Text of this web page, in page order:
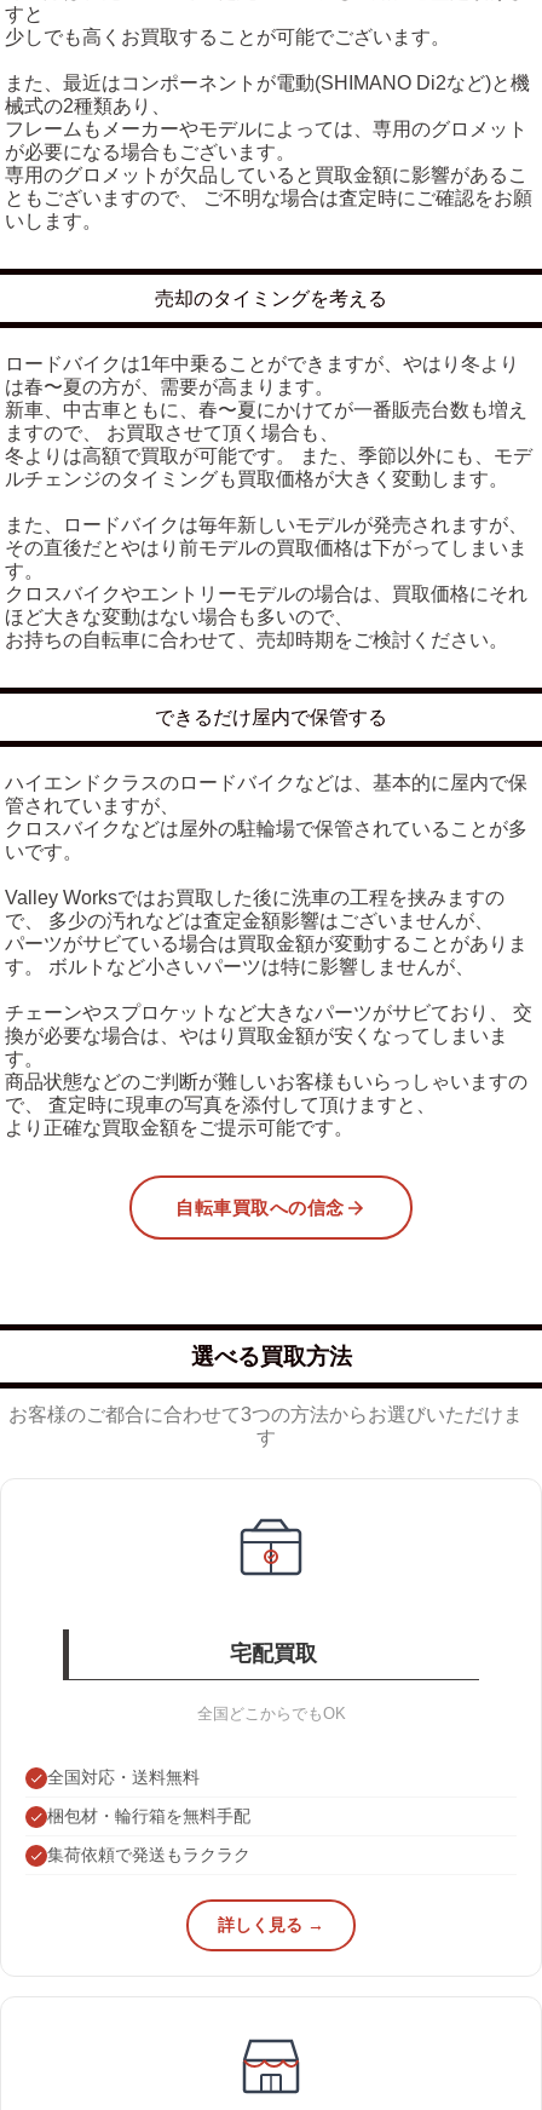
すと
少しでも高くお買取することが可能でございます。
また、最近はコンポーネントが電動(SHIMANO Di2など)と機
械式の2種類あり、
フレームもメーカーやモデルによっては、専用のグロメット
が必要になる場合もございます。
専用のグロメットが欠品していると買取金額に影響があるこ
ともございますので、 ご不明な場合は査定時にご確認をお願
いします。
売却のタイミングを考える
ロードバイクは1年中乗ることができますが、やはり冬より
は春〜夏の方が、需要が高まります。
新車、中古車ともに、春〜夏にかけてが一番販売台数も増え
ますので、 お買取させて頂く場合も、
冬よりは高額で買取が可能です。 また、季節以外にも、モデ
ルチェンジのタイミングも買取価格が大きく変動します。
また、ロードバイクは毎年新しいモデルが発売されますが、
その直後だとやはり前モデルの買取価格は下がってしまいま
す。
クロスバイクやエントリーモデルの場合は、買取価格にそれ
ほど大きな変動はない場合も多いので、
お持ちの自転車に合わせて、売却時期をご検討ください。
できるだけ屋内で保管する
ハイエンドクラスのロードバイクなどは、基本的に屋内で保
管されていますが、
クロスバイクなどは屋外の駐輪場で保管されていることが多
いです。
Valley Worksではお買取した後に洗車の工程を挟みますの
で、 多少の汚れなどは査定金額影響はございませんが、
パーツがサビている場合は買取金額が変動することがありま
す。 ボルトなど小さいパーツは特に影響しませんが、
チェーンやスプロケットなど大きなパーツがサビており、 交
換が必要な場合は、やはり買取金額が安くなってしまいま
す。
商品状態などのご判断が難しいお客様もいらっしゃいますの
で、 査定時に現車の写真を添付して頂けますと、
より正確な買取金額をご提示可能です。
自転車買取への信念
選べる買取方法
お客様のご都合に合わせて3つの方法からお選びいただけま
す
宅配買取
全国どこからでもOK
全国対応・送料無料
梱包材・輪行箱を無料手配
集荷依頼で発送もラクラク
詳しく見る →